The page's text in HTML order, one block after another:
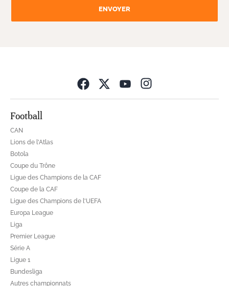
ENVOYER
Football
CAN
Lions de l'Atlas
Botola
Coupe du Trône
Ligue des Champions de la CAF
Coupe de la CAF
Ligue des Champions de l'UEFA
Europa League
Liga
Premier League
Série A
Ligue 1
Bundesliga
Autres championnats